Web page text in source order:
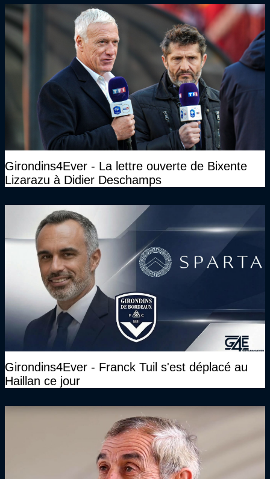
Girondins4Ever - La lettre ouverte de Bixente
Lizarazu à Didier Deschamps
Girondins4Ever - Franck Tuil s'est déplacé au
Haillan ce jour